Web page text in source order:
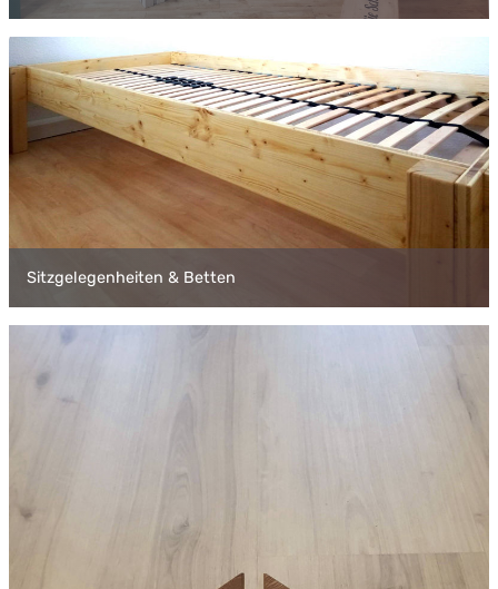
Sitzgelegenheiten & Betten